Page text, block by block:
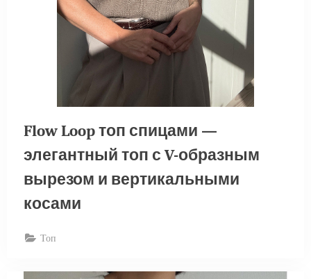
Flow Loop топ спицами —
элегантный топ с V-образным
вырезом и вертикальными
косами
Топ